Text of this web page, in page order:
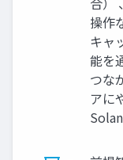
操作
キャ
能を
つな
アに